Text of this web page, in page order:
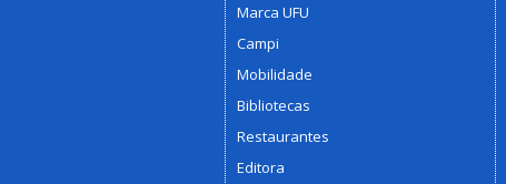
Marca UFU
Campi
Mobilidade
Bibliotecas
Restaurantes
Editora